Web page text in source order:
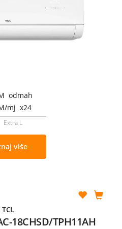
odmah
mj x24
Extra L
više
TCL
18CHSD/TPH11AH